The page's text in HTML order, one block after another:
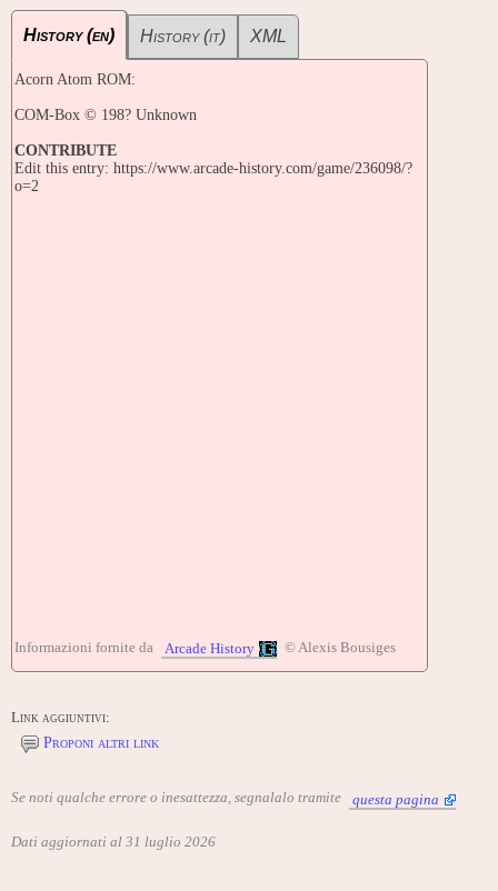
History (en) History (it) XML
Acorn Atom ROM:
COM-Box © 198? Unknown
CONTRIBUTE
Edit this entry: https://www.arcade-history.com/game/236098/?
o=2
Informazioni fornite da Arcade History © Alexis Bousiges
Link aggiuntivi:
Proponi altri link
Se noti qualche errore o inesattezza, segnalalo tramite questa pagina
Dati aggiornati al 31 luglio 2026